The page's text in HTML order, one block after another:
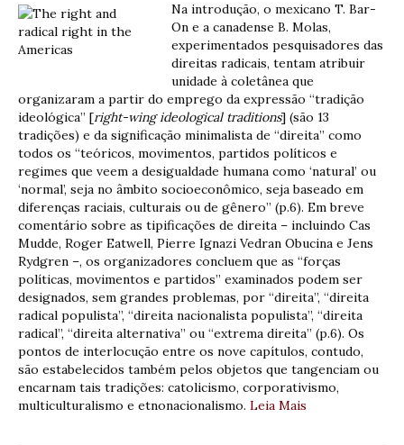
Na introdução, o mexicano T. Bar-
On e a canadense B. Molas,
experimentados pesquisadores das
direitas radicais, tentam atribuir
unidade à coletânea que
organizaram a partir do emprego da expressão “tradição
ideológica” [right-wing ideological traditions] (são 13
tradições) e da significação minimalista de “direita” como
todos os “teóricos, movimentos, partidos políticos e
regimes que veem a desigualdade humana como ‘natural’ ou
‘normal’, seja no âmbito socioeconômico, seja baseado em
diferenças raciais, culturais ou de gênero” (p.6). Em breve
comentário sobre as tipificações de direita – incluindo Cas
Mudde, Roger Eatwell, Pierre Ignazi Vedran Obucina e Jens
Rydgren –, os organizadores concluem que as “forças
políticas, movimentos e partidos” examinados podem ser
designados, sem grandes problemas, por “direita”, “direita
radical populista”, “direita nacionalista populista”, “direita
radical”, “direita alternativa” ou “extrema direita” (p.6). Os
pontos de interlocução entre os nove capítulos, contudo,
são estabelecidos também pelos objetos que tangenciam ou
encarnam tais tradições: catolicismo, corporativismo,
multiculturalismo e etnonacionalismo. Leia Mais